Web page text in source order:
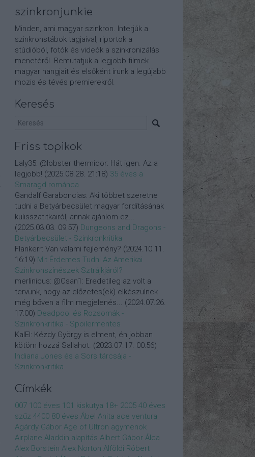
szinkronjunkie
Minden, ami magyar szinkron. Interjúk a
szinkronstábok tagjaival, riportok a
stúdióból, fotók és videók a szinkronizálás
menetéről. Bemutatjuk a legjobb filmek
magyar hangjait és elsőként írunk a legújabb
mozis és tévés premierekről.
Keresés
Friss topikok
Laly35: @lobster thermidor: Hát igen. Az a
legjobb! (2025.08.28. 21:18) 35 éves a
Smaragd románca
Gandalf Garaboncias: Aki többet szeretne
tudni a Betyárbecsület magyar fordításának
kulisszatitkairól, annak ajánlom ez...
(2025.03.03. 09:57) Dungeons and Dragons -
Betyárbecsület - Szinkronkritika
Flankerr: Van valami fejlemény? (2024.10.11.
16:19) Mit Érdemes Tudni Az Amerikai
Szinkronszínészek Sztrájkjáról?
merlinicus: @Csan1: Eredetileg az volt a
tervünk, hogy az előzetes(ek) elkészülnek
még bőven a film megjelenés... (2024.07.26.
17:00) Deadpool és Rozsomák -
Szinkronkritika - Spoilermentes
KalEl: Kézdy György is elment, én jobban
kötöm hozzá Sallahot. (2023.07.17. 00:56)
Indiana Jones és a Sors tárcsája -
Szinkronkritika
Címkék
007 100 éves 101 kiskutya 18+ 2005 40 éves
szűz 4400 80 éves Ábel Anita ace ventura
Agárdy Gábor Age of Ultron agymenok
Airplane Aladdin alapítás Albert Gábor Álca
Alex Borstein Alex Norton Alföldi Róbert